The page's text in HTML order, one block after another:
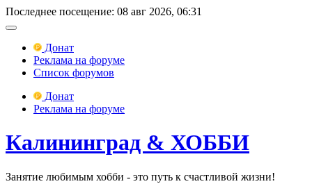
Последнее посещение: 08 авг 2026, 06:31
Донат
Реклама на форуме
Список форумов
Донат
Реклама на форуме
Калининград & ХОББИ
Занятие любимым хобби - это путь к счастливой жизни!